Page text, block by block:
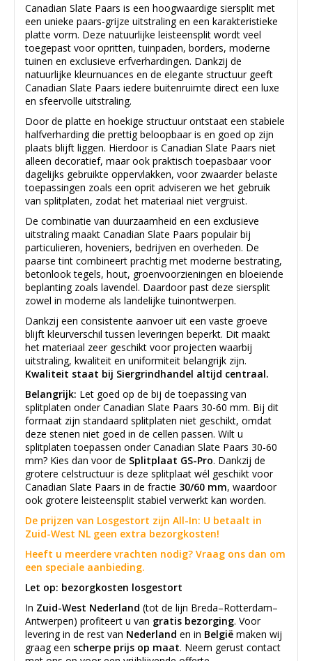
Canadian Slate Paars is een hoogwaardige siersplit met
een unieke paars-grijze uitstraling en een karakteristieke
platte vorm. Deze natuurlijke leisteensplit wordt veel
toegepast voor opritten, tuinpaden, borders, moderne
tuinen en exclusieve erfverhardingen. Dankzij de
natuurlijke kleurnuances en de elegante structuur geeft
Canadian Slate Paars iedere buitenruimte direct een luxe
en sfeervolle uitstraling.
Door de platte en hoekige structuur ontstaat een stabiele
halfverharding die prettig beloopbaar is en goed op zijn
plaats blijft liggen. Hierdoor is Canadian Slate Paars niet
alleen decoratief, maar ook praktisch toepasbaar voor
dagelijks gebruikte oppervlakken, voor zwaarder belaste
toepassingen zoals een oprit adviseren we het gebruik
van splitplaten, zodat het materiaal niet vergruist.
De combinatie van duurzaamheid en een exclusieve
uitstraling maakt Canadian Slate Paars populair bij
particulieren, hoveniers, bedrijven en overheden. De
paarse tint combineert prachtig met moderne bestrating,
betonlook tegels, hout, groenvoorzieningen en bloeiende
beplanting zoals lavendel. Daardoor past deze siersplit
zowel in moderne als landelijke tuinontwerpen.
Dankzij een consistente aanvoer uit een vaste groeve
blijft kleurverschil tussen leveringen beperkt. Dit maakt
het materiaal zeer geschikt voor projecten waarbij
uitstraling, kwaliteit en uniformiteit belangrijk zijn.
Kwaliteit staat bij Siergrindhandel altijd centraal.
Belangrijk: Let goed op de bij de toepassing van
splitplaten onder Canadian Slate Paars 30-60 mm. Bij dit
formaat zijn standaard splitplaten niet geschikt, omdat
deze stenen niet goed in de cellen passen. Wilt u
splitplaten toepassen onder Canadian Slate Paars 30-60
mm? Kies dan voor de Splitplaat GS-Pro. Dankzij de
grotere celstructuur is deze splitplaat wél geschikt voor
Canadian Slate Paars in de fractie 30/60 mm, waardoor
ook grotere leisteensplit stabiel verwerkt kan worden.
De prijzen van Losgestort zijn All-In: U betaalt in
Zuid-West NL geen extra bezorgkosten!
Heeft u meerdere vrachten nodig? Vraag ons dan om
een speciale aanbieding.
Let op: bezorgkosten losgestort
In Zuid-West Nederland (tot de lijn Breda–Rotterdam–
Antwerpen) profiteert u van gratis bezorging. Voor
levering in de rest van Nederland en in België maken wij
graag een scherpe prijs op maat. Neem gerust contact